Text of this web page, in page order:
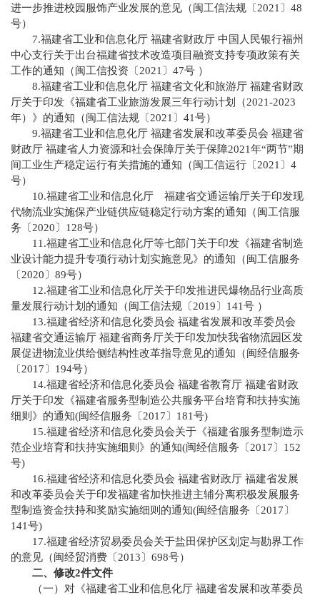
进一步推进校园服饰产业发展的意见（闽工信法规〔2021〕48
号）
7.福建省工业和信息化厅 福建省财政厅 中国人民银行福州
中心支行关于出台福建省技术改造项目融资支持专项政策有关
工作的通知（闽工信投资〔2021〕47号 ）
8.福建省工业和信息化厅 福建省文化和旅游厅 福建省财政
厅关于印发《福建省工业旅游发展三年行动计划（2021-2023
年）》的通知（闽工信法规〔2021〕41号）
9.福建省工业和信息化厅 福建省发展和改革委员会 福建省
财政厅 福建省人力资源和社会保障厅关于保障2021年“两节”期
间工业生产稳定运行有关措施的通知（闽工信运行〔2021〕4
号）
10.福建省工业和信息化厅 福建省交通运输厅关于印发现
代物流业实施保产业链供应链稳定行动方案的通知（闽工信服
务〔2020〕128号）
11.福建省工业和信息化厅等七部门关于印发《福建省制造
业设计能力提升专项行动计划实施意见》的通知（闽工信服务
〔2020〕89号）
12.福建省工业和信息化厅关于印发推进民爆物品行业高质
量发展行动计划的通知（闽工信法规〔2019〕141号 ）
13.福建省经济和信息化委员会 福建省发展和改革委员会
福建省交通运输厅 福建省商务厅关于印发加快我省物流园区发
展促进物流业供给侧结构性改革指导意见的通知（闽经信服务
〔2017〕194号）
14.福建省经济和信息化委员会 福建省教育厅 福建省财政
厅关于印发《福建省服务型制造公共服务平台培育和扶持实施
细则》的通知(闽经信服务〔2017〕181号)
15.福建省经济和信息化委员会关于《福建省服务型制造示
范企业培育和扶持实施细则》的通知(闽经信服务〔2017〕152
号)
16.福建省经济和信息化委员会 福建省财政厅 福建省发展
和改革委员会关于印发福建省加快推进主辅分离积极发展服务
型制造资金扶持和奖励实施细则的通知(闽经信服务〔2017〕
141号)
17.福建省经济贸易委员会关于盐田保护区划定与勘界工作
的意见（闽经贸消费〔2013〕698号）
二、修改2件文件
（一）对《福建省工业和信息化厅 福建省发展和改革委员